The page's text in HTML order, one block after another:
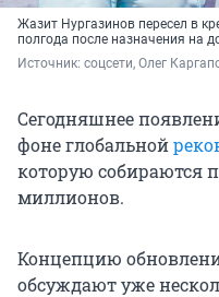
Жазит Нургазинов пересел в
полгода после назначения на
Источник: соцсети, Олег
Сегодняшнее
фоне глобальной
которую собираются
миллионов.
Концепцию
обсуждают уже